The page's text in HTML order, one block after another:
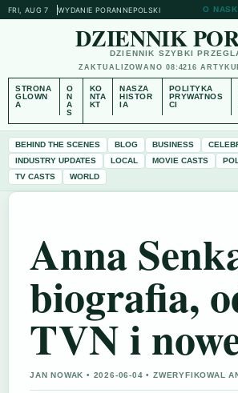
FRI, AUG 7 WYDANIE PORANNEPOLSKI O NAS
DZIENNIK
DZIENNIK SZYBKI
ZAKTUALIZOWANO 08:4216
STRONA
GLOWN
A
O
N
A
S
KO
NTA
KT
NASZA
HISTOR
IA
POLITYKA
PRYWATNOS
CI
BEHIND THE SCENES BLOG BUSINESS
INDUSTRY UPDATES
LOCAL MOVIE CASTS
TV CASTS
WORLD
Anna
biografia,
TVN i
JAN NOWAK • 2026-06-04 • ZWERYFIKOWAL